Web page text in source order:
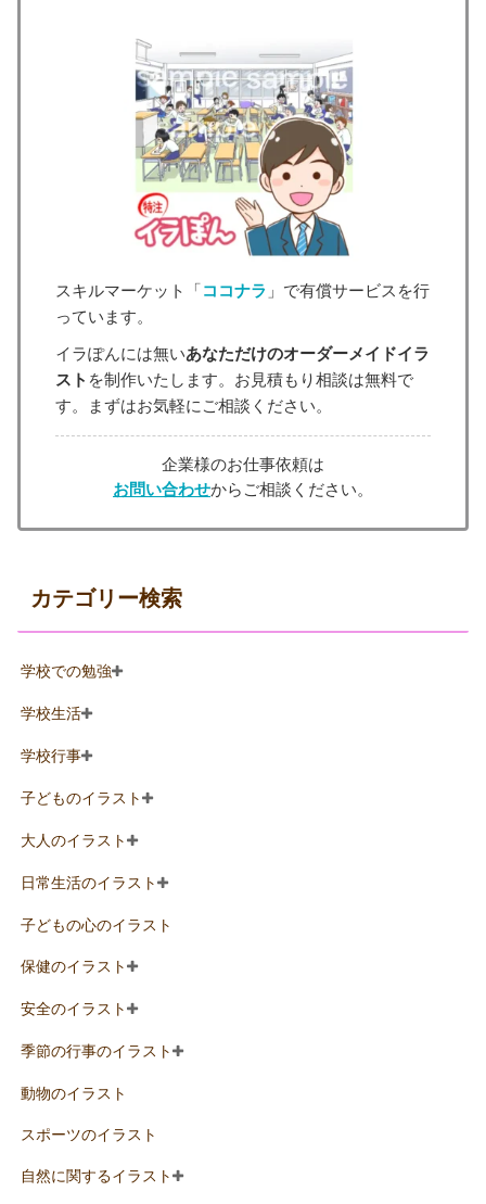
スキルマーケット「ココナラ 」で有償サービスを行
っています。
イラぽんには無いあなただけのオーダーメイドイラ
スト を制作いたします。お見積もり相談は無料で
す。まずはお気軽にご相談ください。
企業様のお仕事依頼は
お問い合わせからご相談ください。
カテゴリー検索
学校での勉強
学校生活
学校行事
子どものイラスト
大人のイラスト
日常生活のイラスト
子どもの心のイラスト
保健のイラスト
安全のイラスト
季節の行事のイラスト
動物のイラスト
スポーツのイラスト
自然に関するイラスト